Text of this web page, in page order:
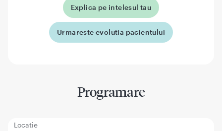
Explica pe intelesul tau
Urmareste evolutia pacientului
Programare
Locatie